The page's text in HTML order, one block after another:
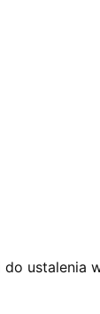
do ustalenia